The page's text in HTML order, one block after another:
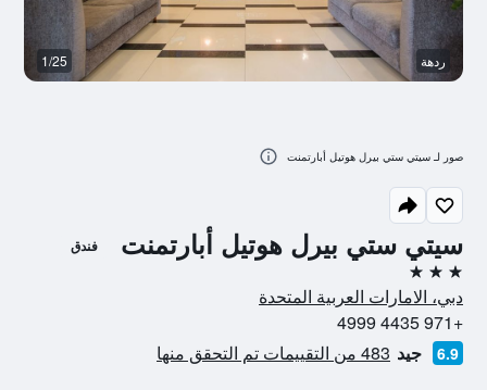
سيتي ستي بيرل هوتيل أبارتمنت فندق
3 نجوم
دبي، الامارات العربية المتحدة
+971 4435 4999
6.9 جيد 483 من التقييمات تم التحقق منها
ردهة 1/25
صور لـ سيتي ستي بيرل هوتيل أبارتمنت